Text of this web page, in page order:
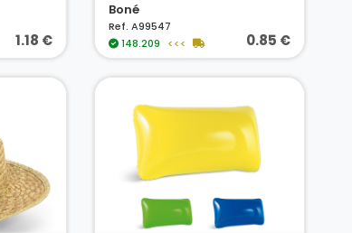
1.18 €
Boné
Ref. A99547
148.209
<<< 0.85 €